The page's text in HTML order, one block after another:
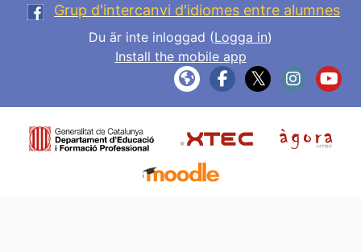
Grup d'intercanvi d'idiomes entre alumnes
Du är inte inloggad (Logga in)
Install the mobile app